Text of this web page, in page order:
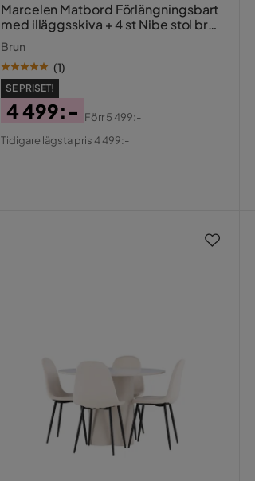
Marcelen Matbord Förlängningsbart
med illäggsskiva + 4 st Nibe stol brun
med valnöt ben
Brun
(1)
SE PRISET!
Pris
4 499:-
Original
Förr5 499:-
Tidigare lägsta pris 4 499:-